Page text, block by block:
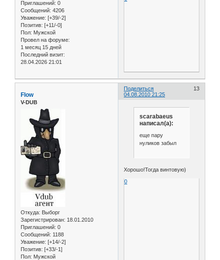
Приглашений: 0
Сообщений: 4206
Уважение: [+39/-2]
Позитив: [+11/-0]
Пол: Мужской
Провел на форуме:
1 месяц 15 дней
Последний визит:
28.04.2026 21:01
Поделиться
13
04.08.2010 21:25
Flow
V-DUB
Откуда: Выборг
Зарегистрирован: 18.01.2010
Приглашений: 0
Сообщений: 1188
Уважение: [+14/-2]
Позитив: [+33/-1]
Пол: Мужской
scarabaeus
написал(а):
еще пару
нуликов забыл
Хорошо!Тогда винтовую)
0